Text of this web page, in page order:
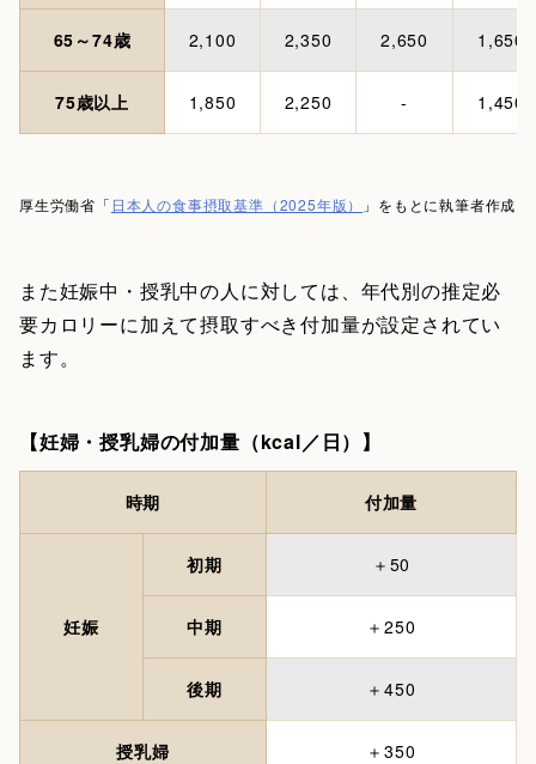
65～74歳 2,100 2,350 2,650 1,650
75歳以上 1,850 2,250 - 1,450
厚生労働省「 日本人の食事摂取基準（2025年版） 」をもとに執筆者作成
また妊娠中・授乳中の人に対しては、年代別の推定必
要カロリーに加えて摂取すべき付加量が設定されてい
ます。
【妊婦・授乳婦の付加量（kcal／日）】
時期 付加量
妊娠
初期 ＋50
中期 ＋250
後期 ＋450
授乳婦 ＋350